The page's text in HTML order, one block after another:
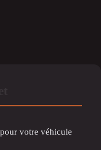
votre véhicule